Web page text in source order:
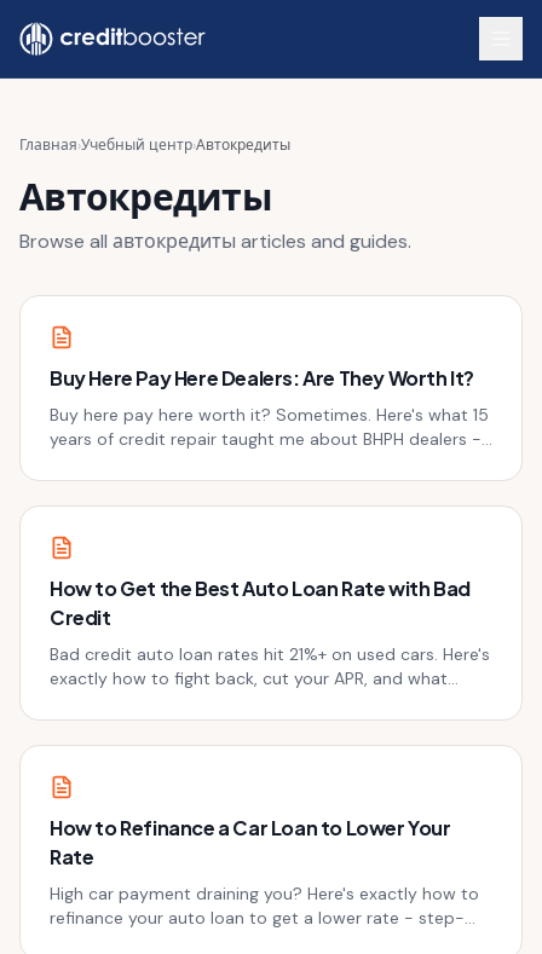
Главная›Учебный центр›Автокредиты
Автокредиты
Browse all автокредиты articles and guides.
Buy Here Pay Here Dealers: Are They Worth It?
Buy here pay here worth it? Sometimes. Here's what 15
years of credit repair taught me about BHPH dealers -
How to Get the Best Auto Loan Rate with Bad
Credit
Bad credit auto loan rates hit 21%+ on used cars. Here's
exactly how to fight back, cut your APR, and what
How to Refinance a Car Loan to Lower Your
Rate
High car payment draining you? Here's exactly how to
refinance your auto loan to get a lower rate - step-